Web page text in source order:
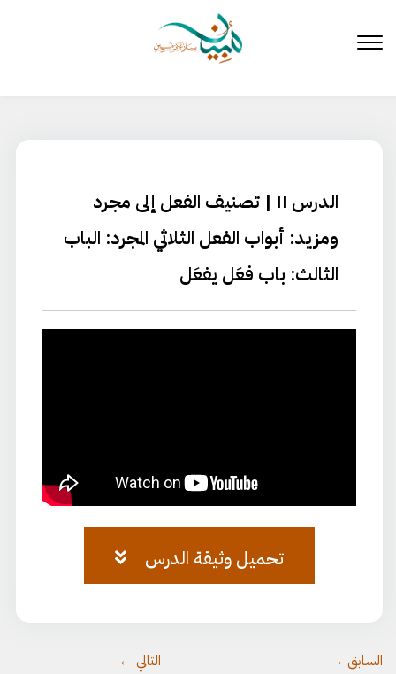
المحتوى
الدرس ١١ | تصنيف الفعل إلى مجرد
ومزيد: أبواب الفعل الثلاثي المجرد: الباب
الثالث: باب فعَل يفعَل
تحميل وثيقة الدرس
السابق → التالي ←